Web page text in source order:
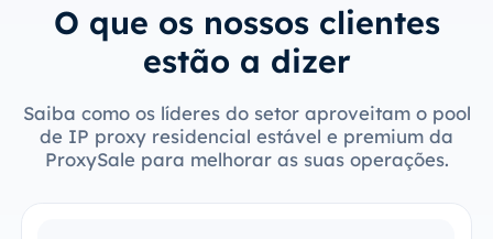
O que os nossos clientes
estão a dizer
Saiba como os líderes do setor aproveitam o pool
de IP proxy residencial estável e premium da
ProxySale para melhorar as suas operações.